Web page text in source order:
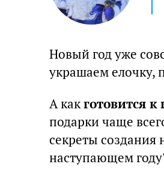
Новый год уже
украшаем елочку,
А какготовится
подарки чаще
секреты создания
наступающем